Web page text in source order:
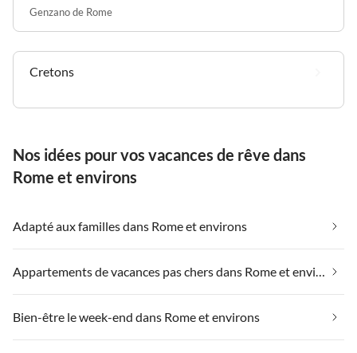
Genzano de Rome
Cretons
Nos idées pour vos vacances de rêve dans
Rome et environs
Adapté aux familles dans Rome et environs
Appartements de vacances pas chers dans Rome et environs
Bien-être le week-end dans Rome et environs